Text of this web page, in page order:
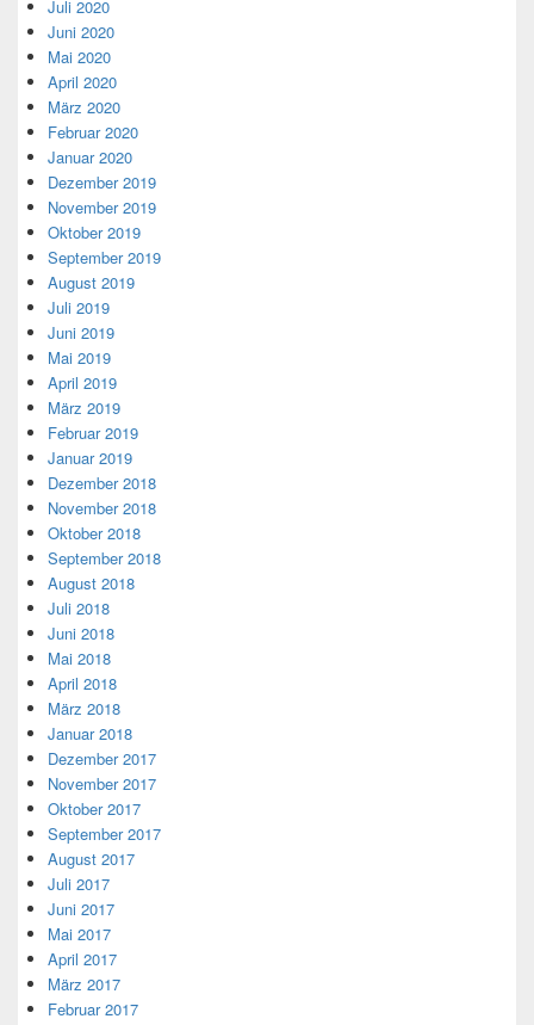
Juli 2020
Juni 2020
Mai 2020
April 2020
März 2020
Februar 2020
Januar 2020
Dezember 2019
November 2019
Oktober 2019
September 2019
August 2019
Juli 2019
Juni 2019
Mai 2019
April 2019
März 2019
Februar 2019
Januar 2019
Dezember 2018
November 2018
Oktober 2018
September 2018
August 2018
Juli 2018
Juni 2018
Mai 2018
April 2018
März 2018
Januar 2018
Dezember 2017
November 2017
Oktober 2017
September 2017
August 2017
Juli 2017
Juni 2017
Mai 2017
April 2017
März 2017
Februar 2017